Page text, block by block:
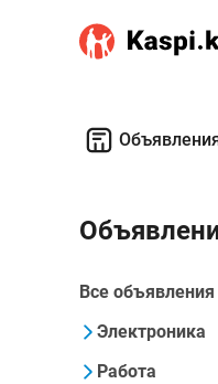
Все объявления
Электроника
Работа